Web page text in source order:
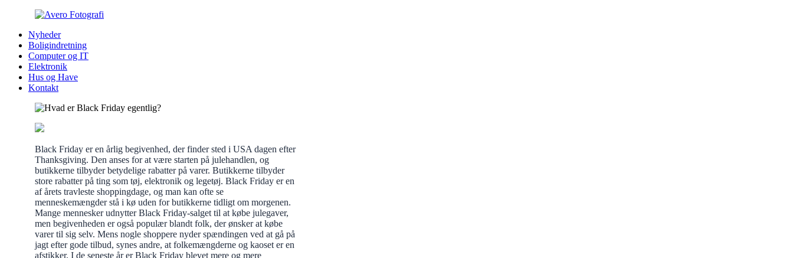
Nyheder
Boligindretning
Computer og IT
Elektronik
Hus og Have
Kontakt
Black Friday er en årlig begivenhed, der finder sted i USA dagen efter
Thanksgiving. Den anses for at være starten på julehandlen, og
butikkerne tilbyder betydelige rabatter på varer. Butikkerne tilbyder
store rabatter på ting som tøj, elektronik og legetøj. Black Friday er en
af årets travleste shoppingdage, og man kan ofte se
menneskemængder stå i kø uden for butikkerne tidligt om morgenen.
Mange mennesker udnytter Black Friday-salget til at købe julegaver,
men begivenheden er også populær blandt folk, der ønsker at købe
varer til sig selv. Mens nogle shoppere nyder spændingen ved at gå på
jagt efter gode tilbud, synes andre, at folkemængderne og kaoset er en
afstikker. I de seneste år er Black Friday blevet mere og mere